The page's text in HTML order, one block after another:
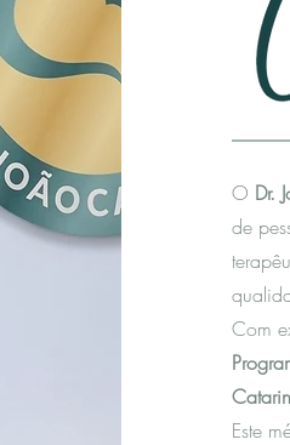
O Dr.
de
Com
Este